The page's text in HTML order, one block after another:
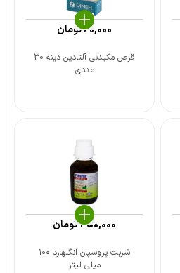
قرص مکیدنی آلتادين دینه 30
عددی
60,000تومان
شربت پروسپان انگلهارد ۱۰۰
میلی لیتر
450,000تومان